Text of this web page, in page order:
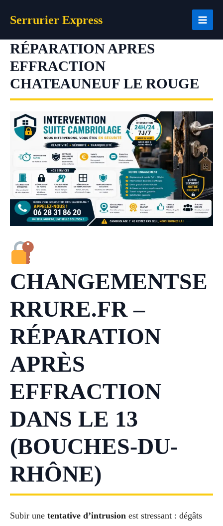
Serrurier Express
RÉPARATION APRES
EFFRACTION
CHATEAUNEUF LE ROUGE
CHANGEMENTSE
RRURE.FR –
RÉPARATION
APRÈS
EFFRACTION
DANS LE 13
(BOUCHES-DU-
RHÔNE)
Subir une tentative d’intrusion est stressant : dégâts